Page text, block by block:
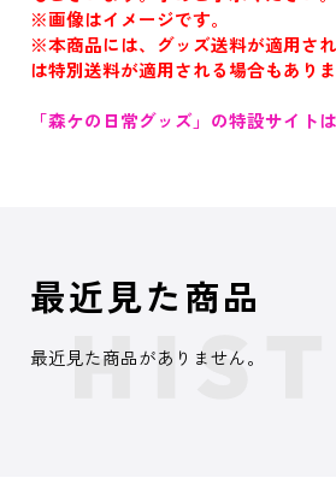
※画像はイメージです。
※本商品には、グッズ送料が適用さ
は特別送料が適用される場合もありま
「森ケの日常グッズ」の特設サイトは
最近見た商品
最近見た商品がありません。